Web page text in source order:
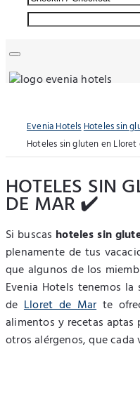
Evenia HotelsHoteles sin
Hoteles sin gluten en Lloret
HOTELES SIN
DE MAR ✔️
Si buscas hoteles sin
plenamente de tus
que algunos de los
Evenia Hotels tenemos
de Lloret de Marte
alimentos y recetas
otros alérgenos, que cada